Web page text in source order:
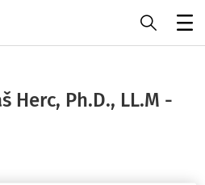
Herc, Ph.D., LL.M -